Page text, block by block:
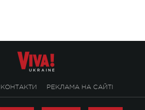
КОНТАКТИ РЕКЛАМА НА САЙТІ